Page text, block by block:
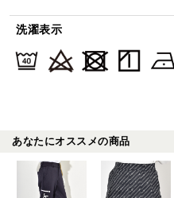
洗濯表示
あなたにオススメの商品